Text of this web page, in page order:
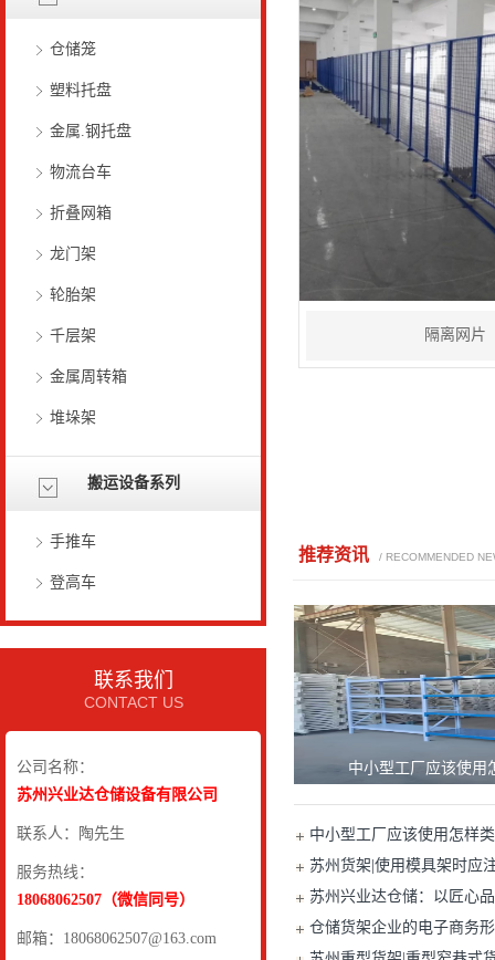
隔离网片
推荐资讯 / RECOMMENDED
中小型工厂应该使用
中小型工厂应该使用怎样
苏州货架|使用模具架时应
苏州兴业达仓储：以匠心
仓储货架企业的电子商务
仓储笼
塑料托盘
金属.钢托盘
物流台车
折叠网箱
龙门架
轮胎架
千层架
金属周转箱
堆垛架
搬运设备系列
手推车
登高车
联系我们
CONTACT US
公司名称：
苏州兴业达仓储设备有限公司
联系人：陶先生
服务热线：
18068062507（微信同号）
邮箱：18068062507@163.com